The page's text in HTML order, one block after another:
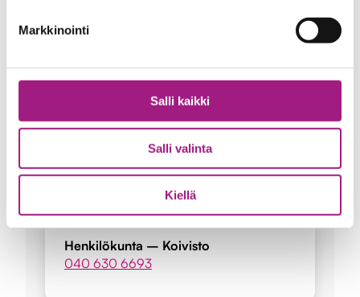
Markkinointi
Salli kaikki
Salli valinta
Kiellä
Yksikönjohtaja
0400 977 390
Henkilökunta – Koivisto
040 630 6693